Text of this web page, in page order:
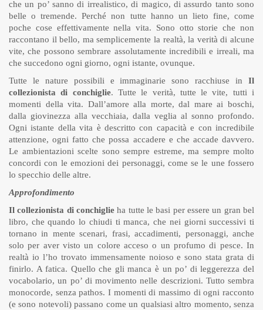
che un po’ sanno di irrealistico, di magico, di assurdo tanto sono
belle o tremende. Perché non tutte hanno un lieto fine, come
poche cose effettivamente nella vita. Sono otto storie che non
raccontano il bello, ma semplicemente la realtà, la verità di alcune
vite, che possono sembrare assolutamente incredibili e irreali, ma
che succedono ogni giorno, ogni istante, ovunque.
Tutte le nature possibili e immaginarie sono racchiuse in Il
collezionista di conchiglie. Tutte le verità, tutte le vite, tutti i
momenti della vita. Dall’amore alla morte, dal mare ai boschi,
dalla giovinezza alla vecchiaia, dalla veglia al sonno profondo.
Ogni istante della vita è descritto con capacità e con incredibile
attenzione, ogni fatto che possa accadere e che accade davvero.
Le ambientazioni scelte sono sempre estreme, ma sempre molto
concordi con le emozioni dei personaggi, come se le une fossero
lo specchio delle altre.
Approfondimento
Il collezionista di conchiglie ha tutte le basi per essere un gran bel
libro, che quando lo chiudi ti manca, che nei giorni successivi ti
tornano in mente scenari, frasi, accadimenti, personaggi, anche
solo per aver visto un colore acceso o un profumo di pesce. In
realtà io l’ho trovato immensamente noioso e sono stata grata di
finirlo. A fatica. Quello che gli manca è un po’ di leggerezza del
vocabolario, un po’ di movimento nelle descrizioni. Tutto sembra
monocorde, senza pathos. I momenti di massimo di ogni racconto
(e sono notevoli) passano come un qualsiasi altro momento, senza